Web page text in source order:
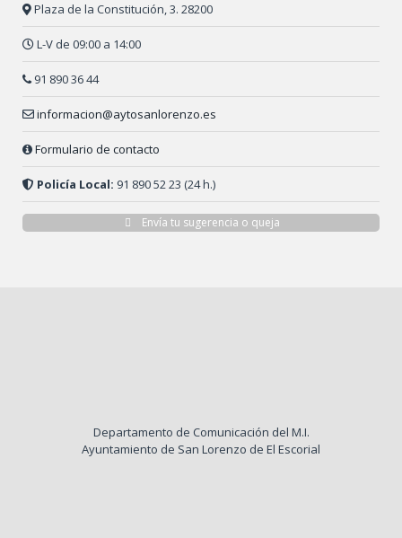
Plaza de la Constitución, 3. 28200
L-V de 09:00 a 14:00
91 890 36 44
informacion@aytosanlorenzo.es
Formulario de contacto
Policía Local: 91 890 52 23 (24 h.)
Envía tu sugerencia o queja
Departamento de Comunicación del M.I.
Ayuntamiento de San Lorenzo de El Escorial